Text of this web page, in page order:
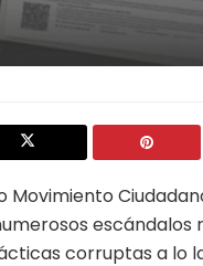
Movimiento
escándalos
corruptas a lo